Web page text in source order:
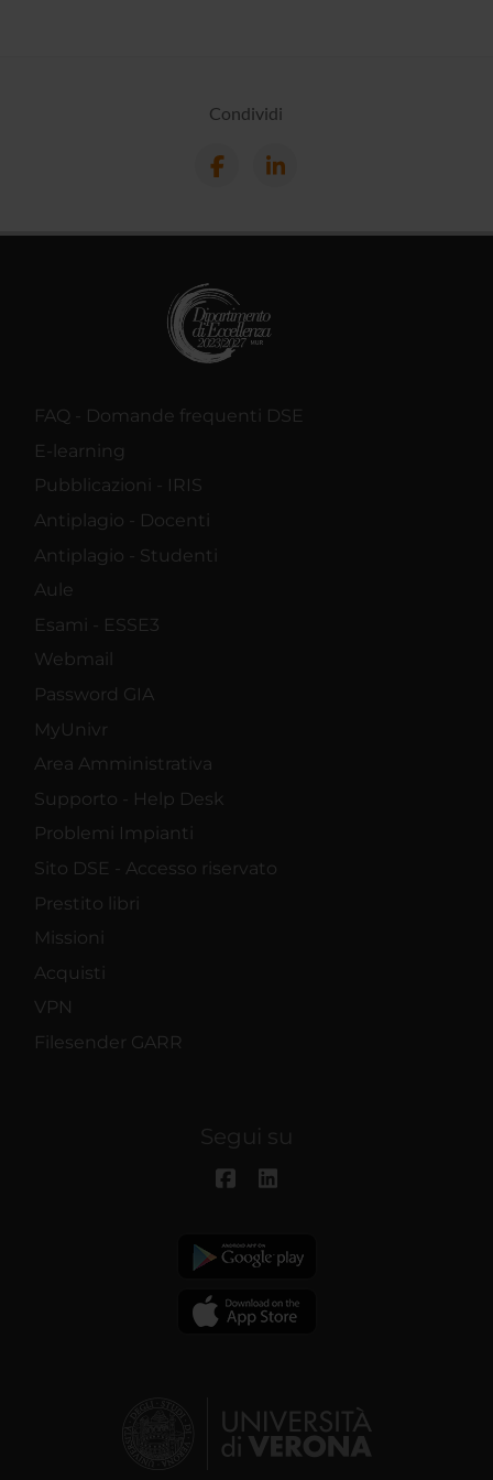
Condividi
FAQ - Domande frequenti DSE
E-learning
Pubblicazioni - IRIS
Antiplagio - Docenti
Antiplagio - Studenti
Aule
Esami - ESSE3
Webmail
Password GIA
MyUnivr
Area Amministrativa
Supporto - Help Desk
Problemi Impianti
Sito DSE - Accesso riservato
Prestito libri
Missioni
Acquisti
VPN
Filesender GARR
Segui su